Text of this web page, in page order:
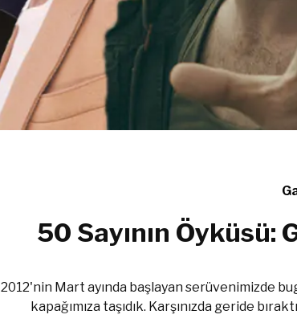
50 Sayının Öyküsü:
2012'nin Mart ayında başlayan serüvenimizde
kapağımıza taşıdık. Karşınızda geride